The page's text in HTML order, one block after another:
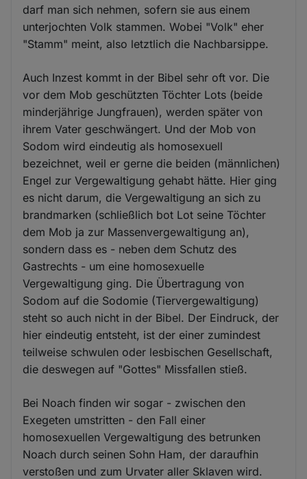
darf man sich nehmen, sofern sie aus einem
unterjochten Volk stammen. Wobei "Volk" eher
"Stamm" meint, also letztlich die Nachbarsippe.
Auch Inzest kommt in der Bibel sehr oft vor. Die
vor dem Mob geschützten Töchter Lots (beide
minderjährige Jungfrauen), werden später von
ihrem Vater geschwängert. Und der Mob von
Sodom wird eindeutig als homosexuell
bezeichnet, weil er gerne die beiden (männlichen)
Engel zur Vergewaltigung gehabt hätte. Hier ging
es nicht darum, die Vergewaltigung an sich zu
brandmarken (schließlich bot Lot seine Töchter
dem Mob ja zur Massenvergewaltigung an),
sondern dass es - neben dem Schutz des
Gastrechts - um eine homosexuelle
Vergewaltigung ging. Die Übertragung von
Sodom auf die Sodomie (Tiervergewaltigung)
steht so auch nicht in der Bibel. Der Eindruck, der
hier eindeutig entsteht, ist der einer zumindest
teilweise schwulen oder lesbischen Gesellschaft,
die deswegen auf "Gottes" Missfallen stieß.
Bei Noach finden wir sogar - zwischen den
Exegeten umstritten - den Fall einer
homosexuellen Vergewaltigung des betrunken
Noach durch seinen Sohn Ham, der daraufhin
verstoßen und zum Urvater aller Sklaven wird.